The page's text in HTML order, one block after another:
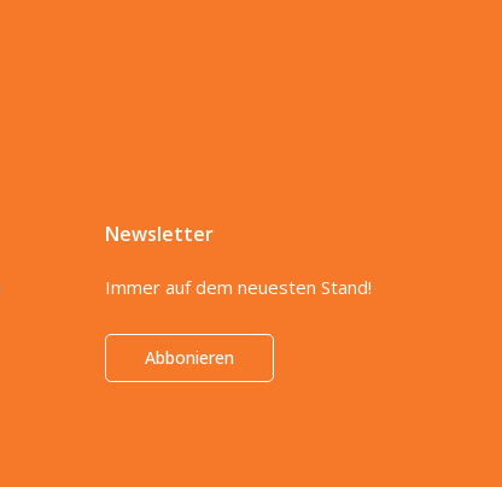
Newsletter
Immer auf dem neuesten Stand!
Abbonieren